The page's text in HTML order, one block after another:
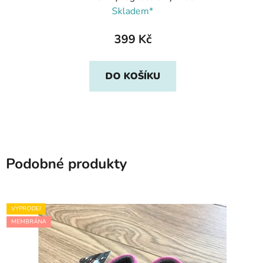
Skladem*
399 Kč
DO KOŠÍKU
Podobné produkty
VÝPRODEJ
MEMBRÁNA